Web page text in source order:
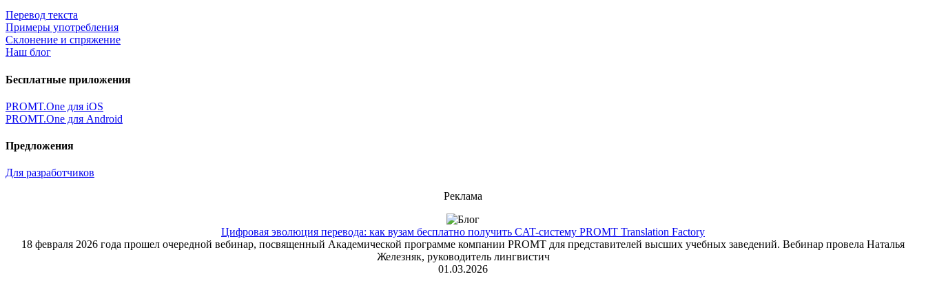
Перевод текста
Примеры употребления
Склонение и спряжение
Наш блог
Бесплатные приложения
PROMT.One для iOS
PROMT.One для Android
Предложения
Для разработчиков
Реклама
Цифровая эволюция перевода: как вузам бесплатно получить CAT-систему PROMT Translation Factory
18 февраля 2026 года прошел очередной вебинар, посвященный Академической программе компании PROMT для представителей высших учебных заведений. Вебинар провела Наталья
Железняк, руководитель лингвистич
01.03.2026